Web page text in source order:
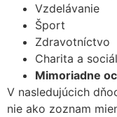
Vzdelávanie
Šport
Zdravotníctvo
Charita a
Mimoriadne
V nasledujúcich
nie ako zoznam